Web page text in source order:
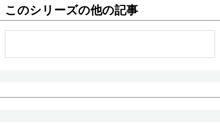
このシリーズの他の記事